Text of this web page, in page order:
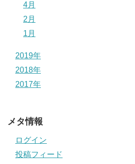
4月
2月
1月
2019年
2018年
2017年
メタ情報
ログイン
投稿フィード